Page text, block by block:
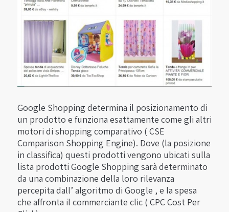
Google Shopping determina il posizionamento di
un prodotto e funziona esattamente come gli altri
motori di shopping comparativo ( CSE
Comparison Shopping Engine). Dove (la posizione
in classifica) questi prodotti vengono ubicati sulla
lista prodotti Google Shopping sarà determinato
da una combinazione della loro rilevanza
percepita dall’ algoritmo di Google , e la spesa
che affronta il commerciante clic ( CPC Cost Per